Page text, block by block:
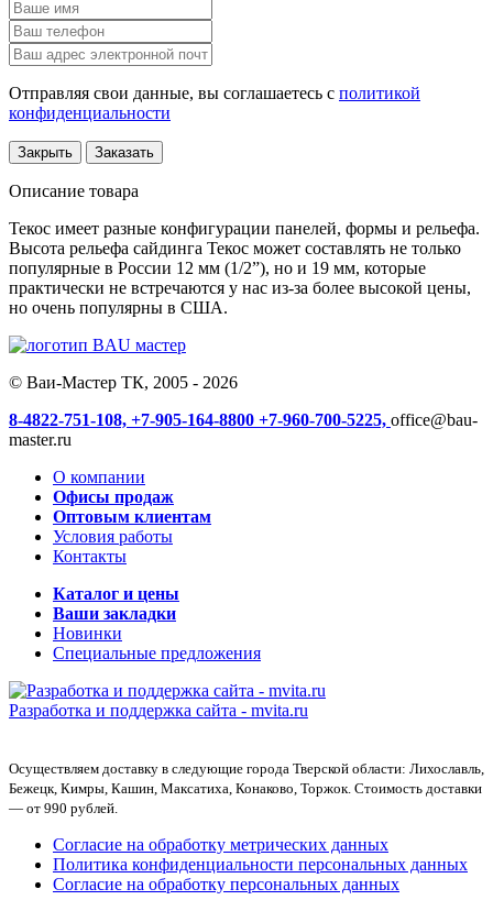
Отправляя свои данные, вы соглашаетесь с политикой
конфиденциальности
Закрыть Заказать
Описание товара
Текос имеет разные конфигурации панелей, формы и рельефа.
Высота рельефа сайдинга Текос может составлять не только
популярные в России 12 мм (1/2”), но и 19 мм, которые
практически не встречаются у нас из-за более высокой цены,
но очень популярны в США.
© Ваи-Мастер ТК, 2005 - 2026
8-4822-751-108, +7-905-164-8800 +7-960-700-5225, office@bau-
master.ru
О компании
Офисы продаж
Оптовым клиентам
Условия работы
Контакты
Каталог и цены
Ваши закладки
Новинки
Специальные предложения
Разработка и поддержка сайта - mvita.ru
Осуществляем доставку в следующие города Тверской области: Лихославль,
Бежецк, Кимры, Кашин, Максатиха, Конаково, Торжок. Стоимость доставки
— от 990 рублей.
Согласие на обработку метрических данных
Политика конфиденциальности персональных данных
Согласие на обработку персональных данных